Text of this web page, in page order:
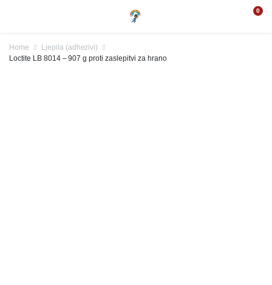
0
Home
Ljepila (adhezivi)
Loctite LB 8014 – 907 g proti zaslepitvi za hrano